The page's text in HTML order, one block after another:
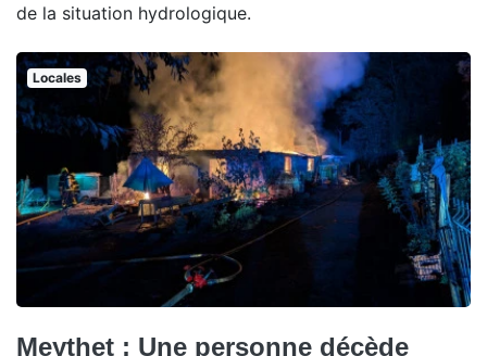
de la situation hydrologique.
Locales
Meythet : Une personne décède